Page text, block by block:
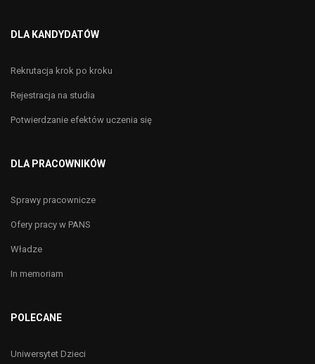
DLA KANDYDATÓW
Rekrutacja krok po kroku
Rejestracja na studia
Potwierdzanie efektów uczenia się
DLA PRACOWNIKÓW
Sprawy pracownicze
Ofery pracy w PANS
Władze
In memoriam
POLECANE
Uniwersytet Dzieci